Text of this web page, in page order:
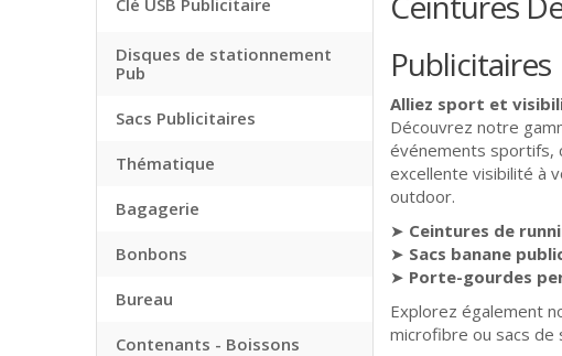
Clé USB Publicitaire
Disques de stationnement
Pub
Sacs Publicitaires
Thématique
Bagagerie
Bonbons
Bureau
Contenants - Boissons
Publicitaires
Alliez sport et
Découvrez notre
événements sportifs,
excellente visibilité à
outdoor.
➤ Ceintures de
➤ Sacs banane
➤ Porte-gourdes
Explorez également
microfibre ou sacs de